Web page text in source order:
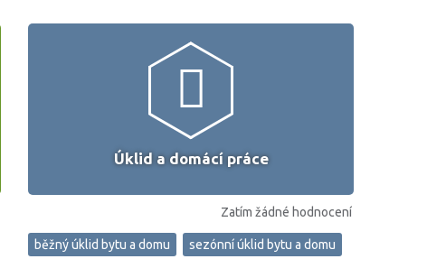
Úklid a domácí práce
Zatím žádné hodnocení
běžný úklid bytu a domu sezónní úklid bytu a domu